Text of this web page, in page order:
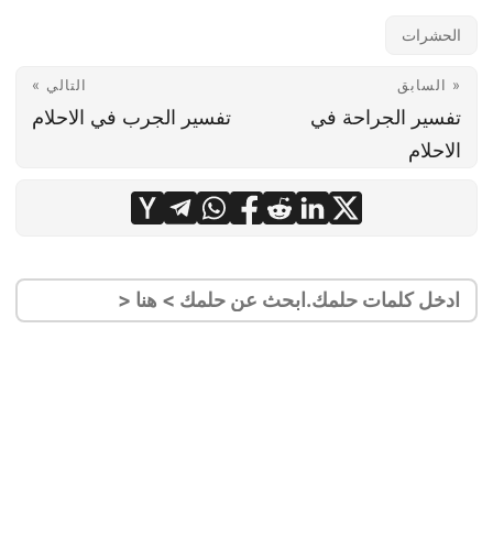
الحشرات
« السابق
تفسير الجراحة في
الاحلام
التالي »
تفسير الجرب في الاحلام